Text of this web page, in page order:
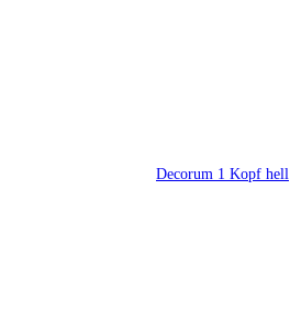
Decorum 1 Kopf hell